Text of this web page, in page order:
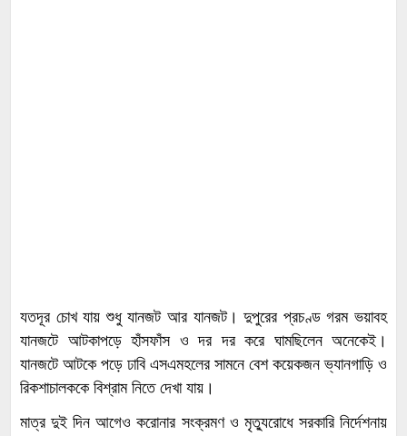
যতদূর চোখ যায় শুধু যানজট আর যানজট। দুপুরের প্রচণ্ড গরম ভয়াবহ
যানজটে আটকাপড়ে হাঁসফাঁস ও দর দর করে ঘামছিলেন অনেকেই।
যানজটে আটকে পড়ে ঢাবি এসএমহলের সামনে বেশ কয়েকজন ভ্যানগাড়ি ও
রিকশাচালককে বিশ্রাম নিতে দেখা যায়।
মাত্র দুই দিন আগেও করোনার সংক্রমণ ও মৃত্যুরোধে সরকারি নির্দেশনায়